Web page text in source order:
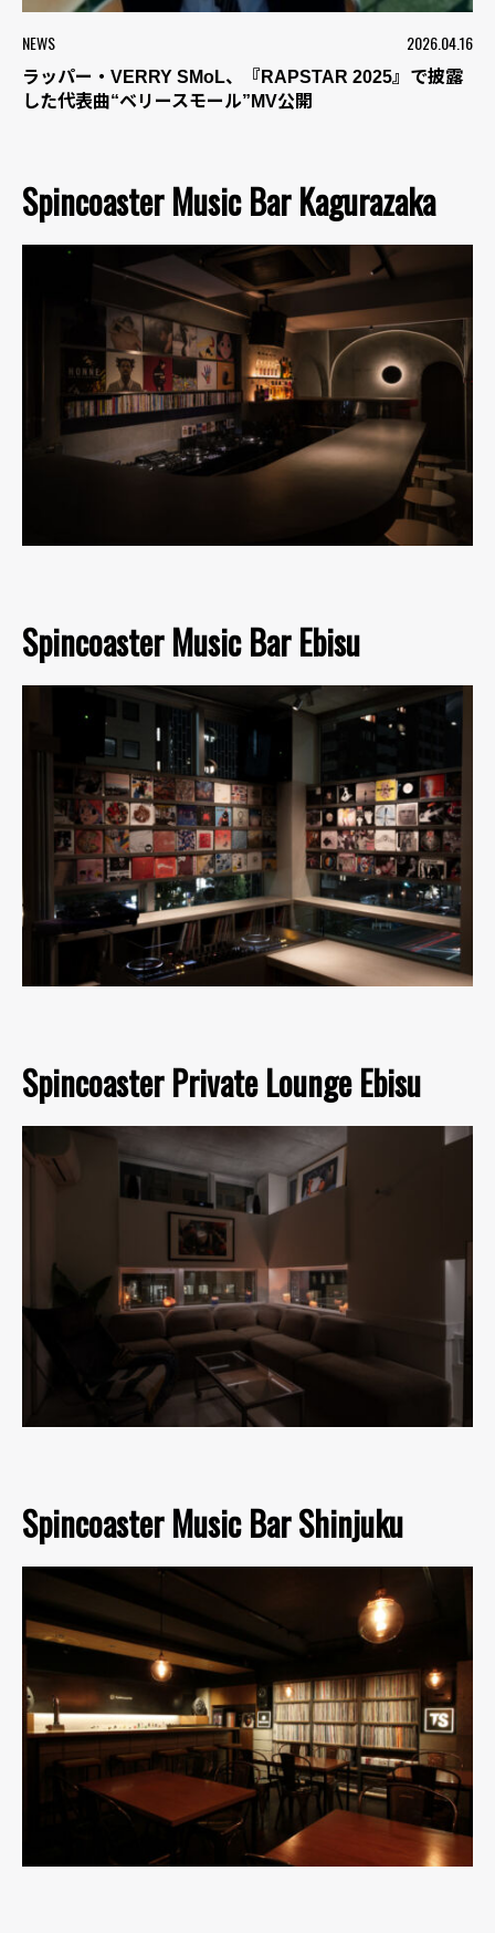
NEWS 2026.04.16
ラッパー・VERRY SMoL、『RAPSTAR 2025』で披露
した代表曲“ベリースモール”MV公開
Spincoaster Music Bar Kagurazaka
Spincoaster Music Bar Ebisu
Spincoaster Private Lounge Ebisu
Spincoaster Music Bar Shinjuku